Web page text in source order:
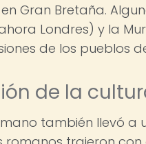
Gran Bretaña.
Londres) y la
de los pueblos
de la
también llevó a